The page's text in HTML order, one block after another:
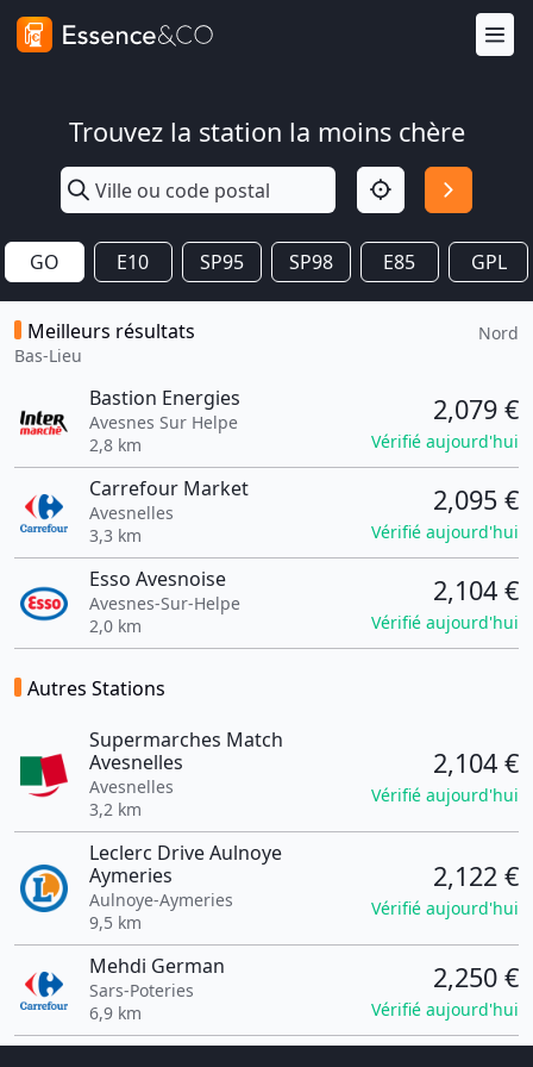
Trouvez la station la moins chère
GO E10 SP95 SP98 E85 GPL
Meilleurs résultats
Bas-Lieu
Nord
Bastion Energies
Avesnes Sur Helpe
2,8 km
2,079 €
Vérifié aujourd'hui
Carrefour Market
Avesnelles
3,3 km
2,095 €
Vérifié aujourd'hui
Esso Avesnoise
Avesnes-Sur-Helpe
2,0 km
2,104 €
Vérifié aujourd'hui
Autres Stations
Supermarches Match
Avesnelles
Avesnelles
3,2 km
2,104 €
Vérifié aujourd'hui
Leclerc Drive Aulnoye
Aymeries
Aulnoye-Aymeries
9,5 km
2,122 €
Vérifié aujourd'hui
Mehdi German
Sars-Poteries
6,9 km
2,250 €
Vérifié aujourd'hui